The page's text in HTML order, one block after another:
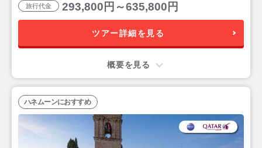
旅行代金 293,800円～635,800円
ツアー詳細を見る
概要を見る
ハネムーンにおすすめ